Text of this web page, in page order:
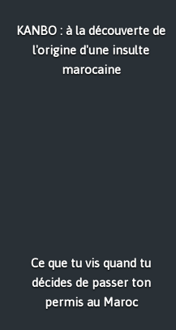
KANBO : à la découverte de
l'origine d'une insulte
marocaine
Ce que tu vis quand tu
décides de passer ton
permis au Maroc